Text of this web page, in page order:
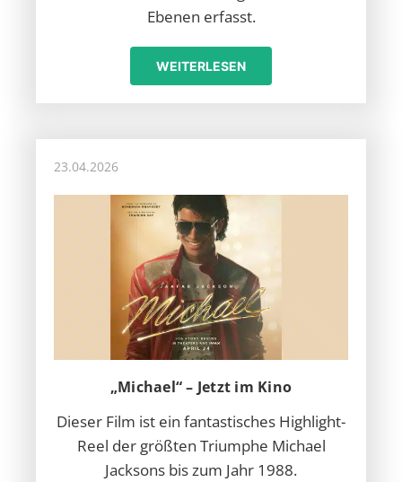
Ebenen erfasst.
WEITERLESEN
23.04.2026
„Michael“ – Jetzt im Kino
Dieser Film ist ein fantastisches Highlight-
Reel der größten Triumphe Michael
Jacksons bis zum Jahr 1988.